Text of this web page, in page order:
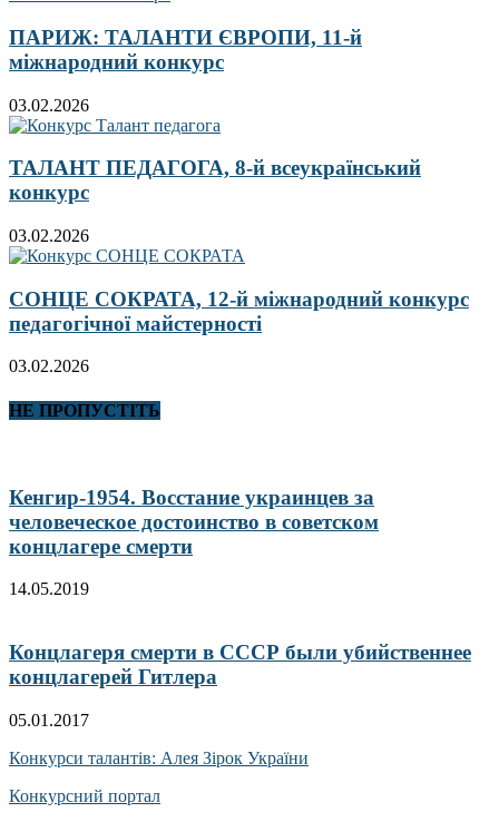
ПАРИЖ: ТАЛАНТИ ЄВРОПИ, 11-й
міжнародний конкурс
03.02.2026
ТАЛАНТ ПЕДАГОГА, 8-й всеукраїнський
конкурс
03.02.2026
СОНЦЕ СОКРАТА, 12-й міжнародний конкурс
педагогічної майстерності
03.02.2026
НЕ ПРОПУСТІТЬ
Кенгир-1954. Восстание украинцев за
человеческое достоинство в советском
концлагере смерти
14.05.2019
Концлагеря смерти в СССР были убийственнее
концлагерей Гитлера
05.01.2017
Конкурси талантів: Алея Зірок України
Конкурсний портал